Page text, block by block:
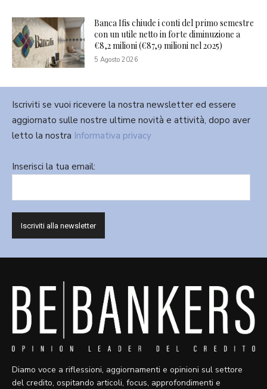
Banca Ifis chiude i conti del primo semestre
con un utile netto in forte diminuzione a
€8,2 milioni (€87,9 milioni nel 2025)
5 Agosto 2026
Iscriviti se vuoi ricevere la nostra newsletter ed essere
aggiornato sulle nostre ultime novità e attività, dopo aver
letto la nostra Informativa privacy
Inserisci la tua email:
Diamo voce a riflessioni, aggiornamenti e opinioni sul settore
del credito, ospitando articoli, focus, approfondimenti e